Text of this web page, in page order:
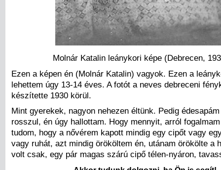
Molnár Katalin leánykori képe (Debrecen,
Ezen a képen én (Molnár Katalin) vagyok. Ezen a
lehettem úgy 13-14 éves. A fotót a neves debreceni
készítette 1930 körül.
Mint gyerekek, nagyon nehezen éltünk. Pedig
rosszul, én úgy hallottam. Hogy mennyit, arról
tudom, hogy a nővérem kapott mindig egy cipőt vagy
vagy ruhát, azt mindig örököltem én, utánam örökölte a
volt csak, egy pár magas szárú cipő télen-nyáron,